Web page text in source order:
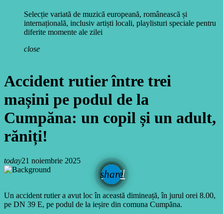
Selecție variată de muzică europeană, românească și
internațională, inclusiv artiști locali, playlisturi speciale pentru
diferite momente ale zilei
close
Accident rutier între trei
mașini pe podul de la
Cumpăna: un copil și un adult,
răniți!
today21 noiembrie 2025
share
email
Un accident rutier a avut loc în această dimineață, în jurul orei 8.00,
pe DN 39 E, pe podul de la ieșire din comuna Cumpăna.